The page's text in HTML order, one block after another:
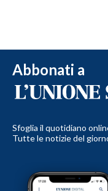
Abbonati a
Sfoglia il quotidiano
Tutte le notizie del